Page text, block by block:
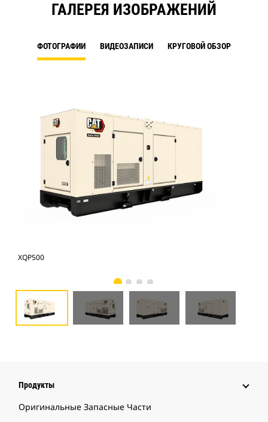
ГАЛЕРЕЯ ИЗОБРАЖЕНИЙ
ФОТОГРАФИИ ВИДЕОЗАПИСИ КРУГОВОЙ ОБЗОР
XQP500
Продукты
Оригинальные Запасные Части